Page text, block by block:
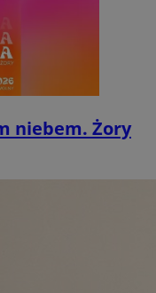
niebem. Żory